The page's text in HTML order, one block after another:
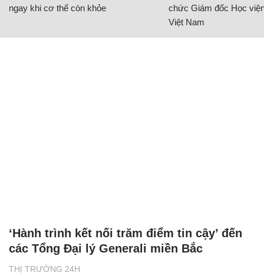
ngay khi cơ thể còn khỏe
chức Giám đốc Học
Việt Nam
THỊ TRƯỜNG 24H
‘Hành trình kết nối trăm điểm tin cậy’ đến
các Tổng Đại lý Generali miền Bắc